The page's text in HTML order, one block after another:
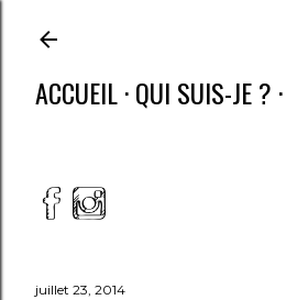
ACCUEIL QUI SUIS-JE ?
juillet 23, 2014